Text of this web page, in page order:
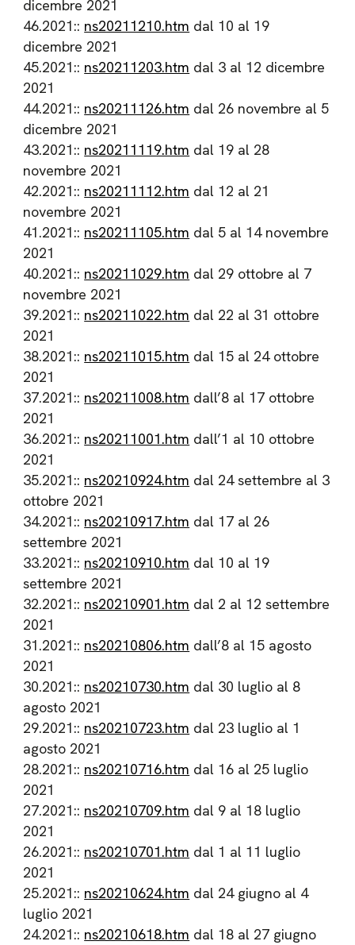
dicembre 2021
46.2021:: ns20211210.htm dal 10 al 19
dicembre 2021
45.2021:: ns20211203.htm dal 3 al 12 dicembre
2021
44.2021:: ns20211126.htm dal 26 novembre al 5
dicembre 2021
43.2021:: ns20211119.htm dal 19 al 28
novembre 2021
42.2021:: ns20211112.htm dal 12 al 21
novembre 2021
41.2021:: ns20211105.htm dal 5 al 14 novembre
2021
40.2021:: ns20211029.htm dal 29 ottobre al 7
novembre 2021
39.2021:: ns20211022.htm dal 22 al 31 ottobre
2021
38.2021:: ns20211015.htm dal 15 al 24 ottobre
2021
37.2021:: ns20211008.htm dall’8 al 17 ottobre
2021
36.2021:: ns20211001.htm dall’1 al 10 ottobre
2021
35.2021:: ns20210924.htm dal 24 settembre al 3
ottobre 2021
34.2021:: ns20210917.htm dal 17 al 26
settembre 2021
33.2021:: ns20210910.htm dal 10 al 19
settembre 2021
32.2021:: ns20210901.htm dal 2 al 12 settembre
2021
31.2021:: ns20210806.htm dall’8 al 15 agosto
2021
30.2021:: ns20210730.htm dal 30 luglio al 8
agosto 2021
29.2021:: ns20210723.htm dal 23 luglio al 1
agosto 2021
28.2021:: ns20210716.htm dal 16 al 25 luglio
2021
27.2021:: ns20210709.htm dal 9 al 18 luglio
2021
26.2021:: ns20210701.htm dal 1 al 11 luglio
2021
25.2021:: ns20210624.htm dal 24 giugno al 4
luglio 2021
24.2021:: ns20210618.htm dal 18 al 27 giugno